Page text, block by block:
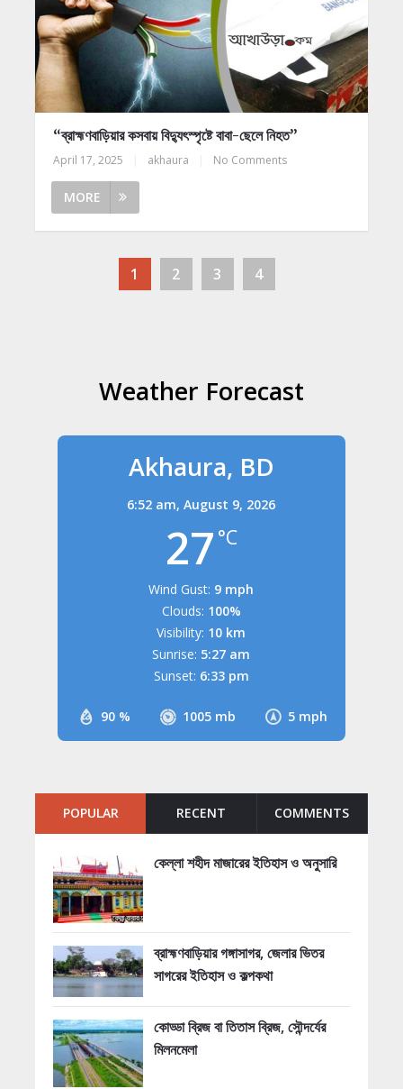
“ব্রাহ্মণবাড়িয়ার কসবায় বিদ্যুৎস্পৃষ্টে বাবা-ছেলে নিহত”
April 17, 2025 akhaura No Comments
MORE
1 2 3 4
Weather Forecast
Akhaura, BD
6:52 am,August 9, 2026
27 °C
90 % 1005 mb 5 mph
Wind Gust: 9 mph
Clouds: 100%
Visibility: 10 km
Sunrise: 5:27 am
Sunset: 6:33 pm
POPULAR RECENT COMMENTS
কেল্লা শহীদ মাজারের ইতিহাস ও অনুসারি
ব্রাহ্মণবাড়িয়ার গঙ্গাসাগর, জেলার ভিতর
সাগরের ইতিহাস ও কল্পকথা
কোড্ডা ব্রিজ বা তিতাস ব্রিজ, সৌন্দর্যের
মিলনমেলা